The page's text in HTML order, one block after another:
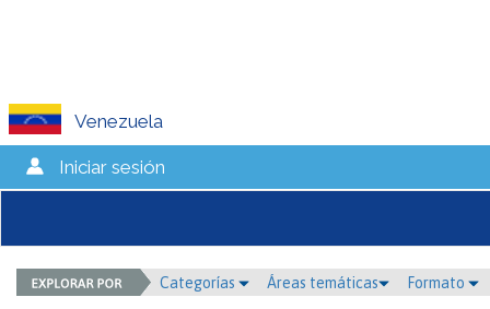
Venezuela
Iniciar sesión
Categorías Áreas temáticas Formato